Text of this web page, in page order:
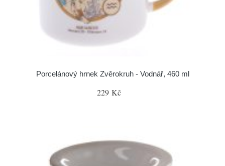
Porcelánový hrnek Zvěrokruh - Vodnář, 460 ml
229 Kč